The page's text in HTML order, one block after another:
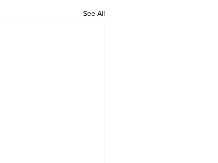
See All